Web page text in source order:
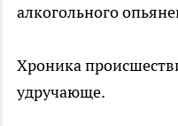
алкогольного
Хроника
удручающе.